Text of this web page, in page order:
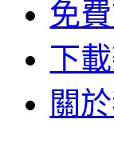
免
下
關